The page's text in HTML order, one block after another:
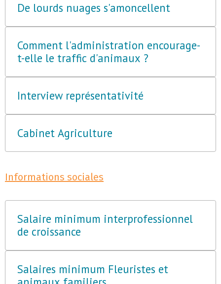
De lourds nuages s'amoncellent
Comment l'administration encourage-
t-elle le traffic d'animaux ?
Interview représentativité
Cabinet Agriculture
Informations sociales
Salaire minimum interprofessionnel
de croissance
Salaires minimum Fleuristes et